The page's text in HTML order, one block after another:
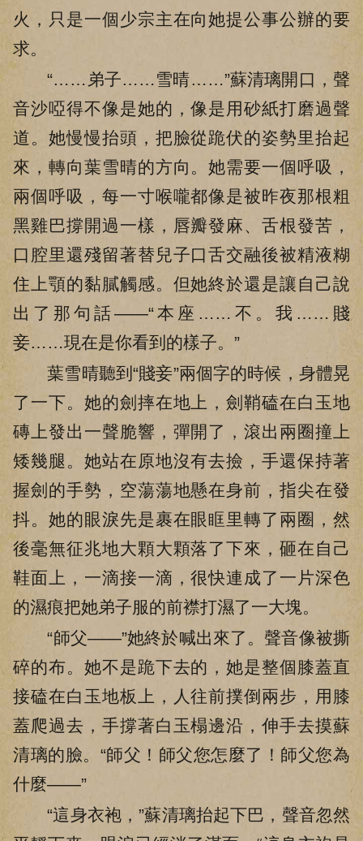
火，只是一個少宗主在向她提公事公辦的要
求。
“……弟子……雪晴……”蘇清璃開口，聲
音沙啞得不像是她的，像是用砂紙打磨過聲
道。她慢慢抬頭，把臉從跪伏的姿勢里抬起
來，轉向葉雪晴的方向。她需要一個呼吸，
兩個呼吸，每一寸喉嚨都像是被昨夜那根粗
黑雞巴撐開過一樣，唇瓣發麻、舌根發苦，
口腔里還殘留著替兒子口舌交融後被精液糊
住上顎的黏膩觸感。但她終於還是讓自己說
出了那句話——“本座……不。我……賤
妾……現在是你看到的樣子。”
葉雪晴聽到“賤妾”兩個字的時候，身體晃
了一下。她的劍摔在地上，劍鞘磕在白玉地
磚上發出一聲脆響，彈開了，滾出兩圈撞上
矮幾腿。她站在原地沒有去撿，手還保持著
握劍的手勢，空蕩蕩地懸在身前，指尖在發
抖。她的眼淚先是裹在眼眶里轉了兩圈，然
後毫無征兆地大顆大顆落了下來，砸在自己
鞋面上，一滴接一滴，很快連成了一片深色
的濕痕把她弟子服的前襟打濕了一大塊。
“師父——”她終於喊出來了。聲音像被撕
碎的布。她不是跪下去的，她是整個膝蓋直
接磕在白玉地板上，人往前撲倒兩步，用膝
蓋爬過去，手撐著白玉榻邊沿，伸手去摸蘇
清璃的臉。“師父！師父您怎麼了！師父您為
什麼——”
“這身衣袍，”蘇清璃抬起下巴，聲音忽然